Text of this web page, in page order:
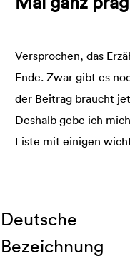
Versprochen, das
Ende. Zwar gibt es
der Beitrag braucht
Deshalb gebe ich
Liste mit einigen
Deutsche
Bezeichnung